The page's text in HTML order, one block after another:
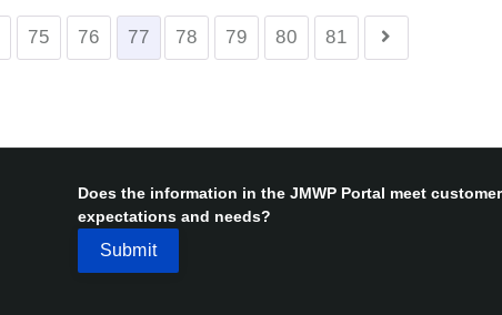
75 76 77 78 79 80 81
Does the information in the JMWP Portal meet customer
expectations and needs?